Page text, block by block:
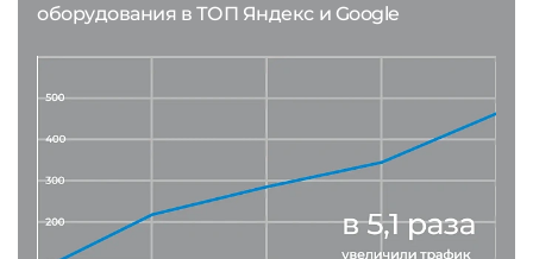
оборудования в ТОП Яндекс и Google